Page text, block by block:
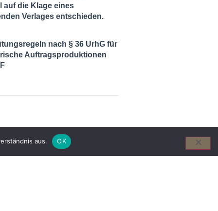
auf die Klage eines
Verlages entschieden.
nach § 36 UrhG für
Auftragsproduktionen
id velit ut ligula maximus gravida
aus. OK